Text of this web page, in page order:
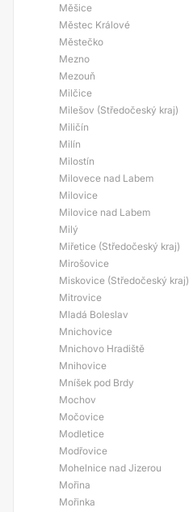
Měšice
Městec Králové
Městečko
Mezno
Mezouň
Milčice
Milešov (Středočeský kraj)
Miličín
Milín
Milostín
Milovece nad Labem
Milovice
Milovice nad Labem
Milý
Miřetice (Středočeský kraj)
Mirošovice
Miskovice (Středočeský kraj)
Mitrovice
Mladá Boleslav
Mnichovice
Mnichovo Hradiště
Mnihovice
Mníšek pod Brdy
Mochov
Močovice
Modletice
Modřovice
Mohelnice nad Jizerou
Mořina
Mořinka